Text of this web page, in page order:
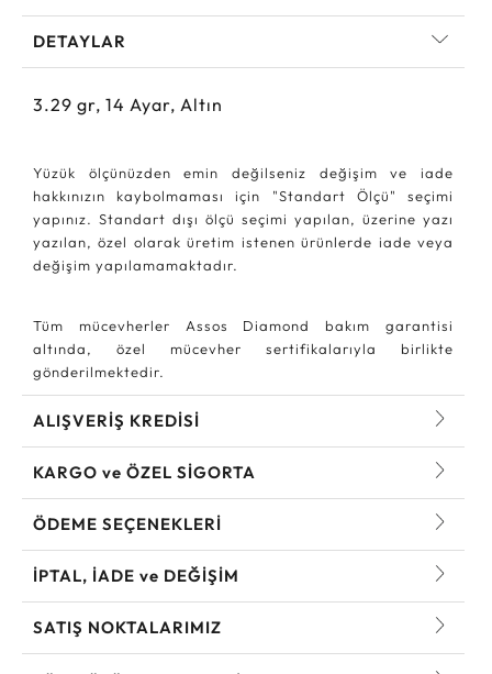
DETAYLAR
3.29 gr, 14 Ayar, Altın
Yüzük ölçünüzden emin değilseniz değişim ve iade
hakkınızın kaybolmaması için "Standart Ölçü" seçimi
yapınız. Standart dışı ölçü seçimi yapılan, üzerine yazı
yazılan, özel olarak üretim istenen ürünlerde iade veya
değişim yapılamamaktadır.
Tüm mücevherler Assos Diamond bakım garantisi
altında, özel mücevher sertifikalarıyla birlikte
gönderilmektedir.
ALIŞVERİŞ KREDİSİ
KARGO ve ÖZEL SİGORTA
ÖDEME SEÇENEKLERİ
İPTAL, İADE ve DEĞİŞİM
SATIŞ NOKTALARIMIZ